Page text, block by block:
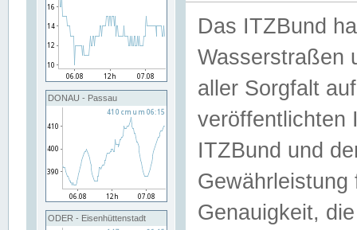
DONAU - Passau
ODER - Eisenhüttenstadt
Das ITZBund
Wasserstraßen
aller Sorgfalt
veröffentlichten
ITZBund und
Genauigkeit,